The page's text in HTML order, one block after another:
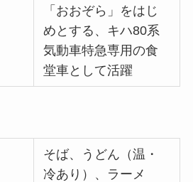
「おおぞら」をはじ
めとする、キハ80系
気動車特急専用の食
堂車として活躍
そば、うどん（温・
冷あり）、ラーメ